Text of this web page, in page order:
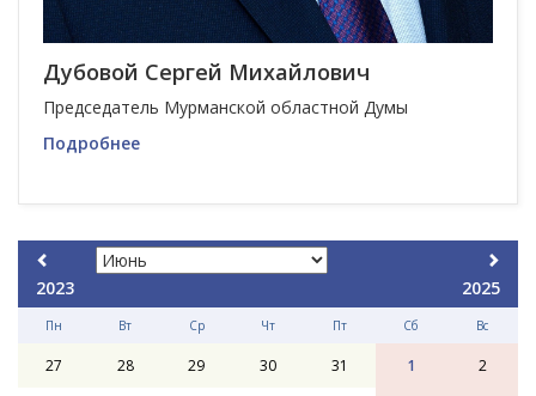
Дубовой Сергей Михайлович
Председатель Мурманской областной Думы
Подробнее
2023 2025
Пн Вт Ср Чт Пт Сб Вс
27 28 29 30 31 1 2